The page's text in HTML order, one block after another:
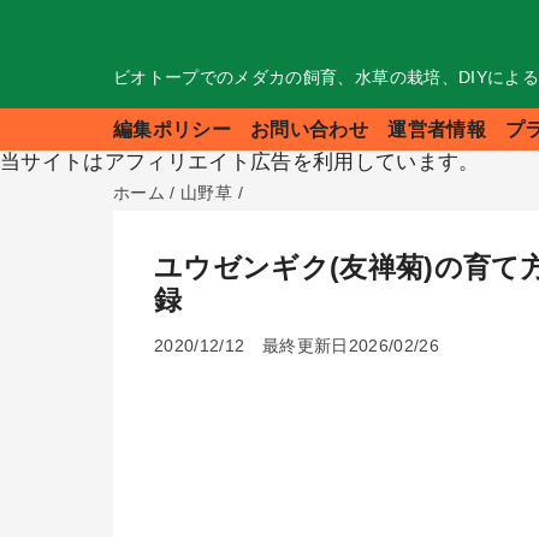
ビオトープでのメダカの飼育、水草の栽培、DIYによ
編集ポリシー お問い合わせ 運営者情報 プ
当サイトはアフィリエイト広告を利用しています。
ホーム / 山野草 /
ユウゼンギク(友禅菊)の育て
録
2020/12/12 最終更新日2026/02/26